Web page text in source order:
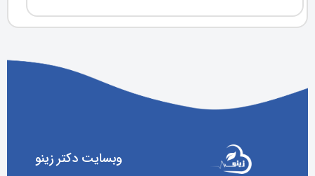
وبسایت دکتر زینو